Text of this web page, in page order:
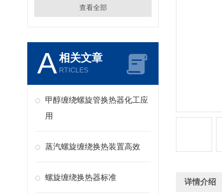
查看全部
A相关文章
RTICLES
甲醇缠绕螺旋管换热器化工应
用
蒸汽螺旋缠绕换热装置高效
螺旋缠绕换热器标准
详情介绍